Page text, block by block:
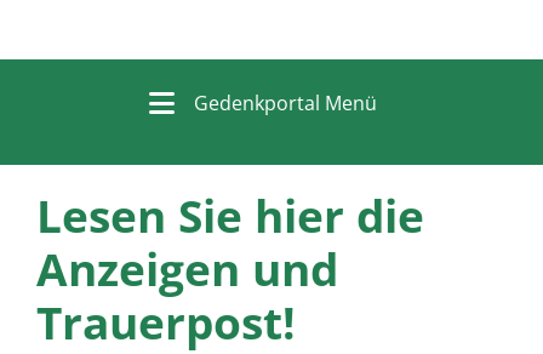
Gedenkportal Menü
Lesen Sie hier die
Anzeigen und
Trauerpost!